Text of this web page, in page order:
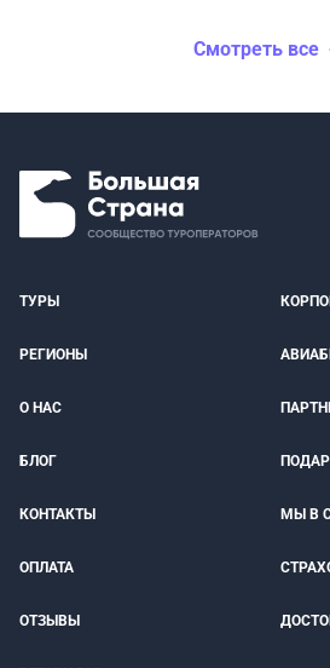
Смотреть все
ТУРЫ
РЕГИОНЫ
О НАС
БЛОГ
КОНТАКТЫ МЫ В
ОПЛАТА
ОТЗЫВЫ